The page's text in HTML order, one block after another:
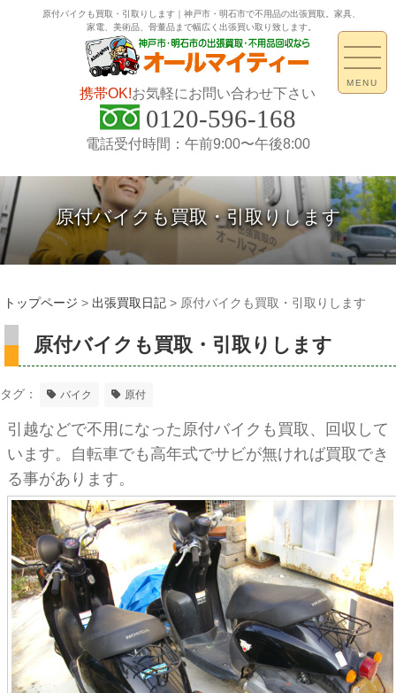
原付バイクも買取・引取りします｜神戸市・明石市で不用品の出張買取。家具、
家電、美術品、骨董品まで幅広く出張買い取り致します。
携帯OK!お気軽にお問い合わせ下さい
0120-596-168
電話受付時間：午前9:00〜午後8:00
原付バイクも買取・引取りします
MENU
トップページ > 出張買取日記 > 原付バイクも買取・引取りします
原付バイクも買取・引取りします
タグ： バイク 原付
引越などで不用になった原付バイクも買取、回収して
います。自転車でも高年式でサビが無ければ買取でき
る事があります。